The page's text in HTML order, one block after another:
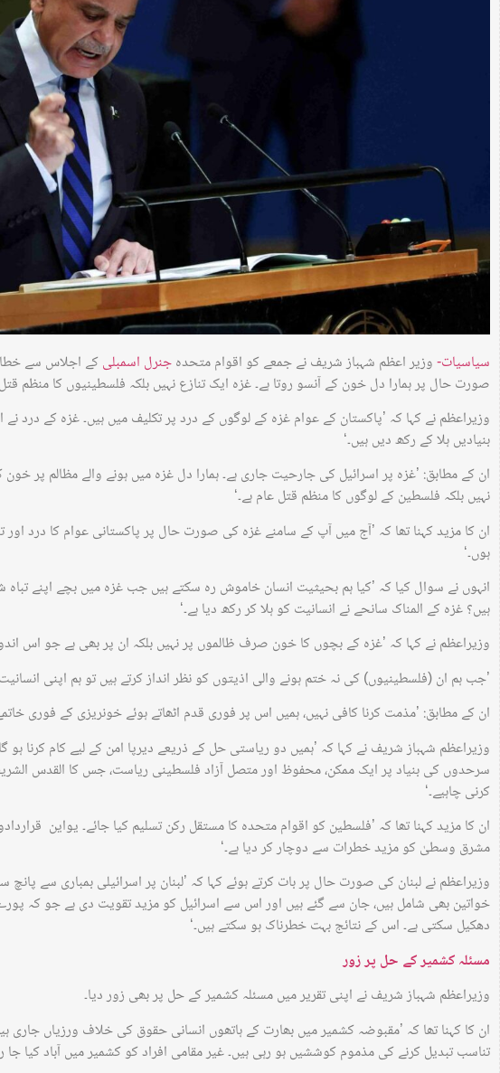
سیاسیات-وزیر اعظم شہباز شریف نے جمعے کو اقوام متحدہجنرل اسمبلی کے اجلاس سے
صورت حال پر ہمارا دل خون کے آنسو روتا ہے۔ غزہ ایک تنازع نہیں بلکہ فلسطینیوں کا منظم
وزیراعظم نے کہا کہ ’پاکستان کے عوام غزہ کے لوگوں کے درد پر تکلیف میں ہیں۔ غزہ کے درد
بنیادیں ہلا کے رکھ دیں ہیں۔‘
ان کے مطابق: ’غزہ پر اسرائیل کی جارحیت جاری ہے۔ ہمارا دل غزہ میں ہونے والے مظالم پر خون
نہیں بلکہ فلسطین کے لوگوں کا منظم قتل عام ہے۔‘
ان کا مزید کہنا تھا کہ ’آج میں آپ کے سامنے غزہ کی صورت حال پر پاکستانی عوام کا درد
ہوں۔‘
انہوں نے سوال کیا کہ ’کیا ہم بحیثیت انسان خاموش رہ سکتے ہیں جب غزہ میں بچے اپنے تباہ
ہیں؟ غزہ کے المناک سانحے نے انسانیت کو ہلا کر رکھ دیا ہے۔‘
وزیراعظم نے کہا کہ ’غزہ کے بچوں کا خون صرف ظالموں پر نہیں بلکہ ان پر بھی ہے جو اس
’جب ہم ان (فلسطینیوں) کی نہ ختم ہونے والی اذیتوں کو نظر انداز کرتے ہیں تو ہم اپنی
ان کے مطابق: ’مذمت کرنا کافی نہیں، ہمیں اس پر فوری قدم اٹھاتے ہوئے خونریزی کے فوری خاتمے
سرحدوں کی بنیاد پر ایک ممکن، محفوظ اور متصل آزاد فلسطینی ریاست، جس کا القدس
کرنی چاہیے۔‘
ان کا مزید کہنا تھا کہ ’فلسطین کو اقوام متحدہ کا مستقل رکن تسلیم کیا جائے۔ یواین
مشرق وسطیٰ کو مزید خطرات سے دوچار کر دیا ہے۔‘
وزیراعظم نے لبنان کی صورت حال پر بات کرتے ہوئے کہا کہ ’لبنان پر اسرائیلی بمباری سے
خواتین بھی شامل ہیں، جان سے گئے ہیں اور اس سے اسرائیل کو مزید تقویت دی ہے جو کہ
دھکیل سکتی ہے۔ اس کے نتائج بہت خطرناک ہو سکتے ہیں۔‘
مسئلہ کشمیر کے حل پر زور
وزیراعظم شہباز شریف نے اپنی تقریر میں مسئلہ کشمیر کے حل پر بھی زور دیا۔
ان کا کہنا تھا کہ ’مقبوضہ کشمیر میں بھارت کے ہاتھوں انسانی حقوق کی خلاف ورزیاں جاری
تناسب تبدیل کرنے کی مذموم کوششیں ہو رہی ہیں۔ غیر مقامی افراد کو کشمیر میں آباد کیا جا